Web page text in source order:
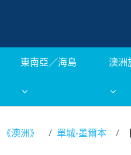
東南亞／海島 澳洲
《澳洲》 單城-墨爾本